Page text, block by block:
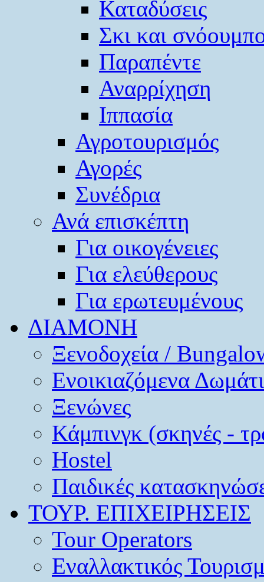
Καταδύσεις
Σκι και
Παραπέντε
Αναρρίχηση
Ιππασία
Αγροτουρισμός
Αγορές
Συνέδρια
Ανά επισκέπτη
Για οικογένειες
Για ελεύθερους
Για ερωτευμένους
ΔΙΑΜΟΝΗ
Ξενοδοχεία /
Ενοικιαζόμενα
Ξενώνες
Κάμπινγκ (σκηνές -
Hostel
Παιδικές
ΤΟΥΡ. ΕΠΙΧΕΙΡΗΣΕΙΣ
Tour Operators
Εναλλακτικός